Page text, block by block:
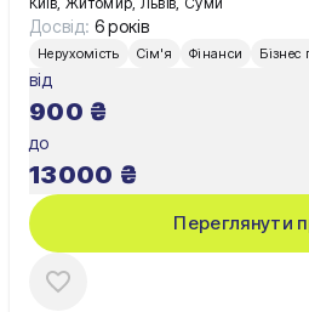
Досвід: 6 років
Нерухомість Сім'я Фінанси Бізнес
від
900 ₴
до
13000 ₴
Переглянути